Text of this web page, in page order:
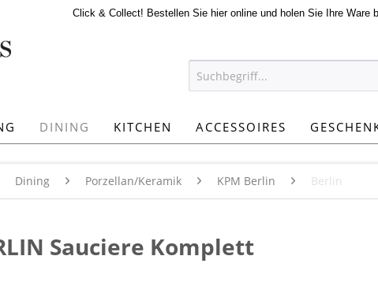
Click & Collect! Bestellen Sie hier online und holen Sie Ihre
DINING KITCHEN ACCESSOIRES
Dining Porzellan/Keramik KPM Berlin Berlin
Sauciere Komplett